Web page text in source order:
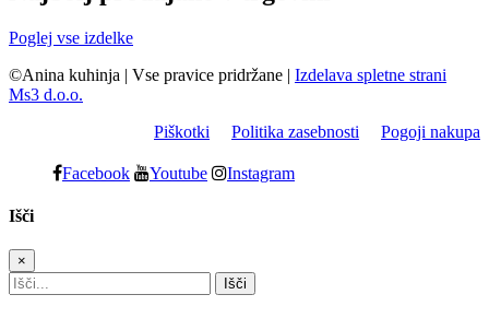
Poglej vse izdelke
©Anina kuhinja | Vse pravice pridržane | Izdelava spletne strani
Ms3 d.o.o.
Piškotki
Politika zasebnosti Pogoji nakupa
Facebook Youtube Instagram
Išči
×